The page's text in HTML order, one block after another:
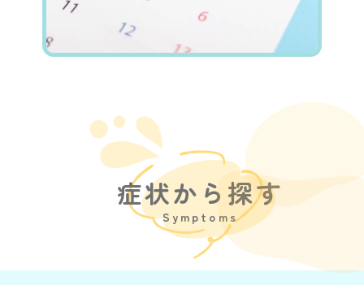
症状から探す
Symptoms